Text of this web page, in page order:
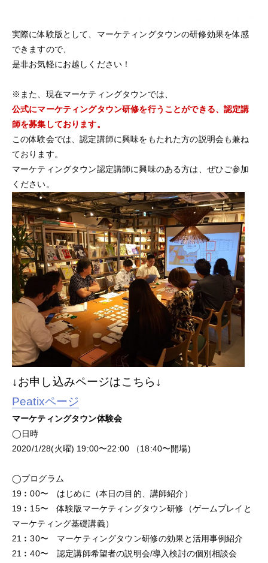
実際に体験版として、マーケティングタウンの研修効果を体感
できますので、
是非お気軽にお越しください！
※また、現在マーケティングタウンでは、
公式にマーケティングタウン研修を行うことができる、認定講
師を募集しております。
この体験会では、認定講師に興味をもたれた方の説明会も兼ね
ております。
マーケティングタウン認定講師に興味のある方は、ぜひご参加
ください。
↓お申し込みページはこちら↓
Peatixページ
マーケティングタウン体験会
◯日時
2020/1/28(火曜) 19:00〜22:00 （18:40〜開場)
◯プログラム
19︰00〜 はじめに（本日の目的、講師紹介）
19︰15〜 体験版マーケティングタウン研修（ゲームプレイと
マーケティング基礎講義）
21︰30〜 マーケティングタウン研修の効果と活用事例紹介
21︰40〜 認定講師希望者の説明会/導入検討の個別相談会